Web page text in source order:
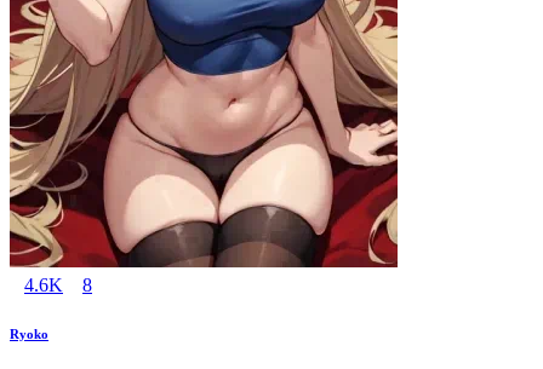
4.6K 8
Ryoko